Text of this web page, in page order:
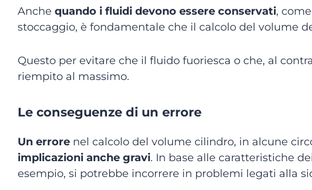
Anche quando i fluidi devono essere conservati,
stoccaggio, è fondamentale che il calcolo del volume
Questo per evitare che il fluido fuoriesca o che, al
riempito al massimo.
Le conseguenze di un errore
Un errore nel calcolo del volume cilindro, in alcune
implicazioni anche gravi. In base alle caratteristiche
esempio, si potrebbe incorrere in problemi legati alla